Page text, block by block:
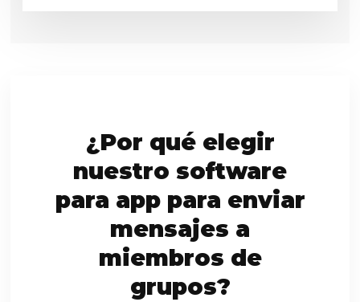
¿Por qué elegir
nuestro software
para app para enviar
mensajes a
miembros de
grupos?